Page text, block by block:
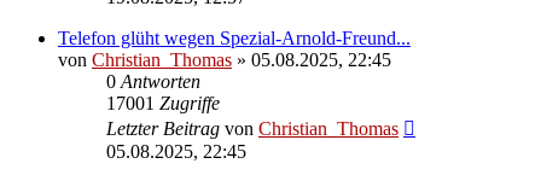
Telefon glüht wegen Spezial-Arnold-Freund...
von Christian_Thomas » 05.08.2025, 22:45
0Antworten
17001 Zugriffe
Letzter Beitrag von Christian_Thomas
05.08.2025, 22:45